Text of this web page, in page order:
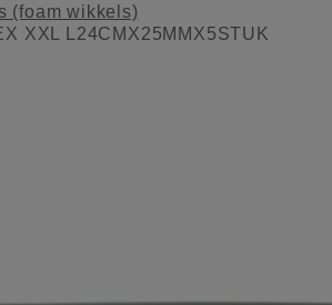
(foam wikkels)
XXL L24CMX25MMX5STUK